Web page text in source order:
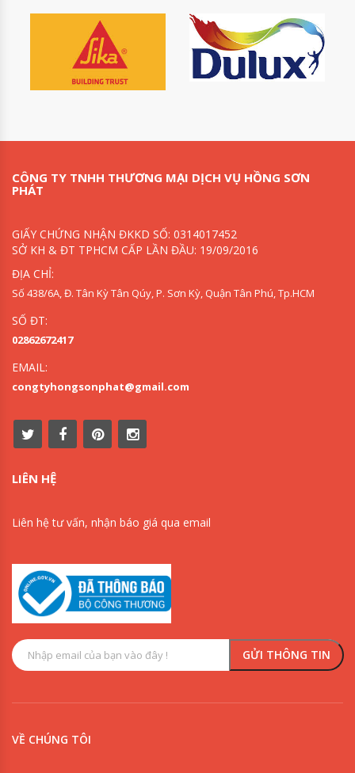
CÔNG TY TNHH THƯƠNG MẠI DỊCH VỤ HỒNG SƠN
PHÁT
GIẤY CHỨNG NHẬN ĐKKD SỐ: 0314017452
SỞ KH & ĐT TPHCM CẤP LẦN ĐẦU: 19/09/2016
ĐỊA CHỈ:
Số 438/6A, Đ. Tân Kỳ Tân Qúy, P. Sơn Kỳ, Quận Tân Phú, Tp.HCM
SỐ ĐT:
02862672417
EMAIL:
congtyhongsonphat@gmail.com
LIÊN HỆ
Liên hệ tư vấn, nhận báo giá qua email
VỀ CHÚNG TÔI